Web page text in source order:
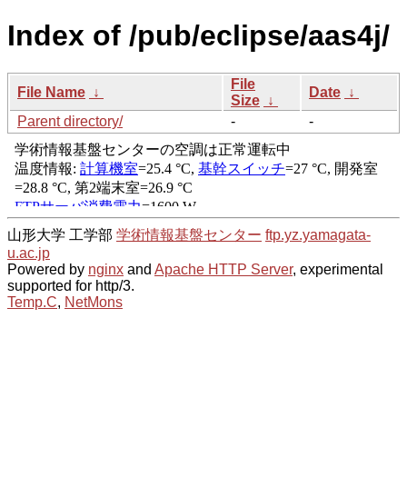
Index of /pub/eclipse/aas4j/
File Name ↓
File
Size ↓
Date ↓
Parent directory/
- -
山形大学 工学部 学術情報基盤センター ftp.yz.yamagata-
u.ac.jp
Powered by nginx and Apache HTTP Server, experimental
supported for http/3.
Temp.C, NetMons